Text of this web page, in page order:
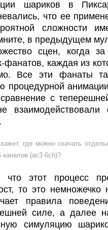
шариков в
что ее
сложности
в предыдущем
сцен, когда за
фанатов, каждая из
Все эти фанаты
процедурной
с
взаимодействовали
где можно скачать
(ac3 6ch)?
этот процесс
то это немножечко
правила
силе, а далее
симуляцию